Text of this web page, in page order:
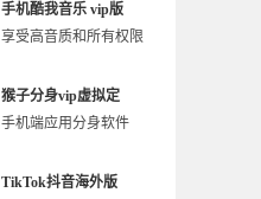
手机酷我音乐 vip版
享受高音质和所有权限
猴子分身vip虚拟定
手机端应用分身软件
TikTok抖音海外版